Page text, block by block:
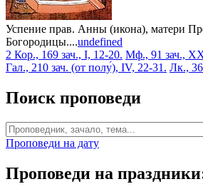
Успение прав. Анны (икона), матери
Богородицы....undefined
2 Кор., 169 зач., I, 12-20. Мф., 91 зач.,
Гал., 210 зач. (от полу́), IV, 22-31. Лк.,
Поиск проповеди
Проповеди на дату
Проповеди на